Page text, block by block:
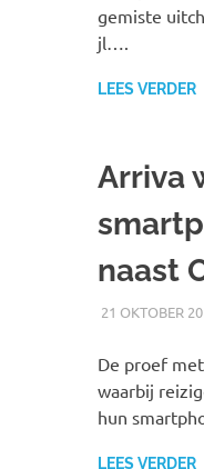
gemiste
jl….
LEES VERDER
Arriva
naast
21 OKTOBER
De proef
waarbij
hun
LEES VERDER